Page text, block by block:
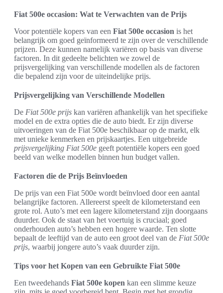
Fiat 500e occasion: Wat te Verwachten van de Prijs
Voor potentiële kopers van een Fiat 500e occasion is het
belangrijk om goed geïnformeerd te zijn over de verschillende
prijzen. Deze kunnen namelijk variëren op basis van diverse
factoren. In dit gedeelte belichten we zowel de
prijsvergelijking van verschillende modellen als de factoren
die bepalend zijn voor de uiteindelijke prijs.
Prijsvergelijking van Verschillende Modellen
De Fiat 500e prijs kan variëren afhankelijk van het specifieke
model en de extra opties die de auto biedt. Er zijn diverse
uitvoeringen van de Fiat 500e beschikbaar op de markt, elk
met unieke kenmerken en prijskaartjes. Een uitgebreide
prijsvergelijking Fiat 500e geeft potentiële kopers een goed
beeld van welke modellen binnen hun budget vallen.
Factoren die de Prijs Beïnvloeden
De prijs van een Fiat 500e wordt beïnvloed door een aantal
belangrijke factoren. Allereerst speelt de kilometerstand een
grote rol. Auto’s met een lagere kilometerstand zijn doorgaans
duurder. Ook de staat van het voertuig is cruciaal; goed
onderhouden auto’s hebben een hogere waarde. Ten slotte
bepaalt de leeftijd van de auto een groot deel van de Fiat 500e
prijs, waarbij jongere auto’s vaak duurder zijn.
Tips voor het Kopen van een Gebruikte Fiat 500e
Een tweedehands Fiat 500e kopen kan een slimme keuze